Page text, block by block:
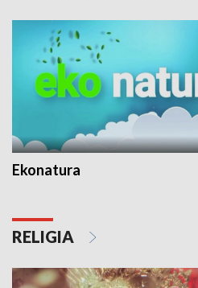
Ekonatura
RELIGIA